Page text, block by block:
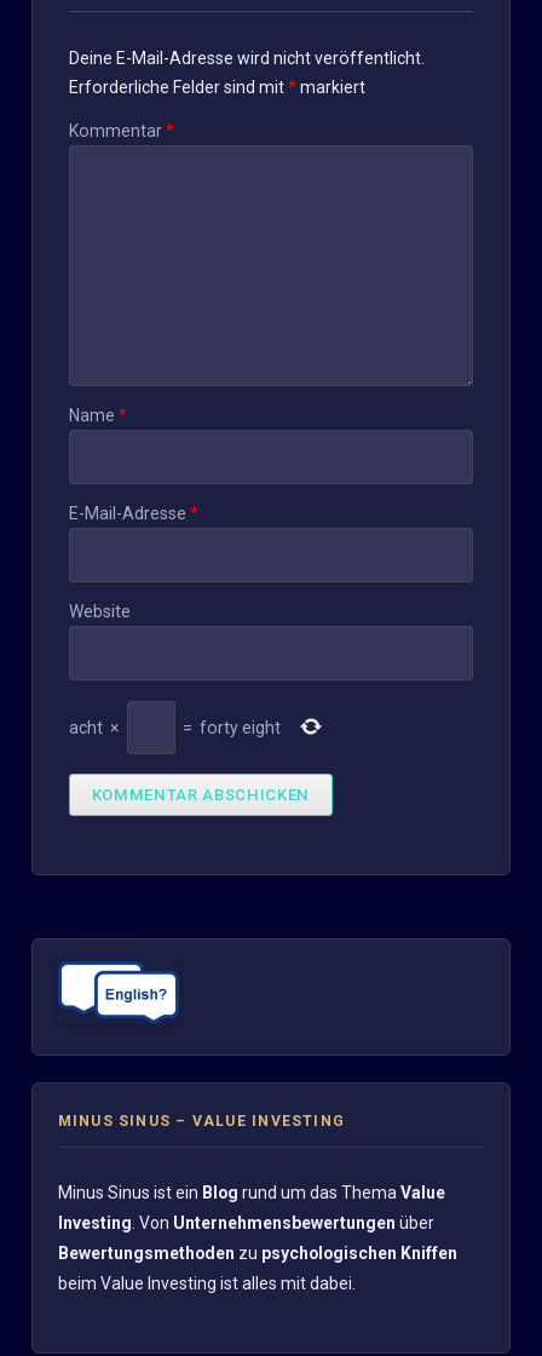
Deine E-Mail-Adresse wird nicht veröffentlicht.
Erforderliche Felder sind mit*markiert
Kommentar*
Name *
E-Mail-Adresse *
Website
acht × = forty eight
MINUS SINUS – VALUE INVESTING
Minus Sinus ist ein Blog rund um das ThemaValue
Investing. Von Unternehmensbewertungen über
Bewertungsmethoden zu psychologischen Kniffen
beim Value Investing ist alles mit dabei.